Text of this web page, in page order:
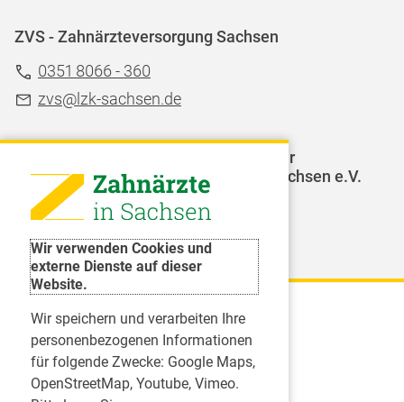
Wir verwenden Cookies und
externe Dienste auf dieser
Website.
Wir speichern und verarbeiten Ihre
personenbezogenen Informationen
für folgende Zwecke: Google Maps,
OpenStreetMap, Youtube, Vimeo.
ZVS - Zahnärzteversorgung Sachsen
0351 8066 - 360
zvs@lzk-sachsen.de
LAGZ - Landesarbeitsgemeinschaft für
Jugendzahnpflege des Freistaates Sachsen e.V.
Karriere
Inserate
Praktikum in einer Zahnarztpraxis